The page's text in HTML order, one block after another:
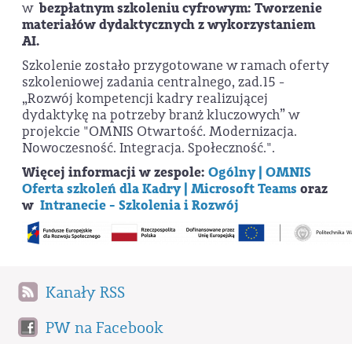
wbezpłatnym szkoleniu cyfrowym: Tworzenie
materiałów dydaktycznych z wykorzystaniem
AI.
Szkolenie zostało przygotowane w ramach oferty
szkoleniowej zadania centralnego, zad.15 -
„Rozwój kompetencji kadry realizującej
dydaktykę na potrzeby branż kluczowych” w
projekcie "OMNIS Otwartość. Modernizacja.
Nowoczesność. Integracja. Społeczność.".
Więcej informacji w zespole: Ogólny | OMNIS
Oferta szkoleń dla Kadry | Microsoft Teams oraz
w Intranecie - Szkolenia i Rozwój
Kanały RSS
PW na Facebook